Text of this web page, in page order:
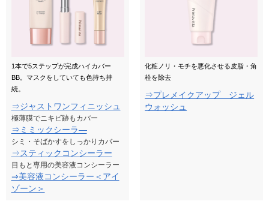
1本で5ステップが完成ハイカバー
BB。マスクをしていても色持ち持
続。
⇒ジャストワンフィニッシュ
極薄膜でニキビ跡もカバー
⇒ミミックシーラ―
シミ・そばかすをしっかりカバー
⇒スティックコンシーラー
目もと専用の美容液コンシーラー
⇒美容液コンシーラー＜アイ
ゾーン＞
化粧ノリ・モチを悪化させる皮脂・角
栓を除去
⇒プレメイクアップ ジェル
ウォッシュ